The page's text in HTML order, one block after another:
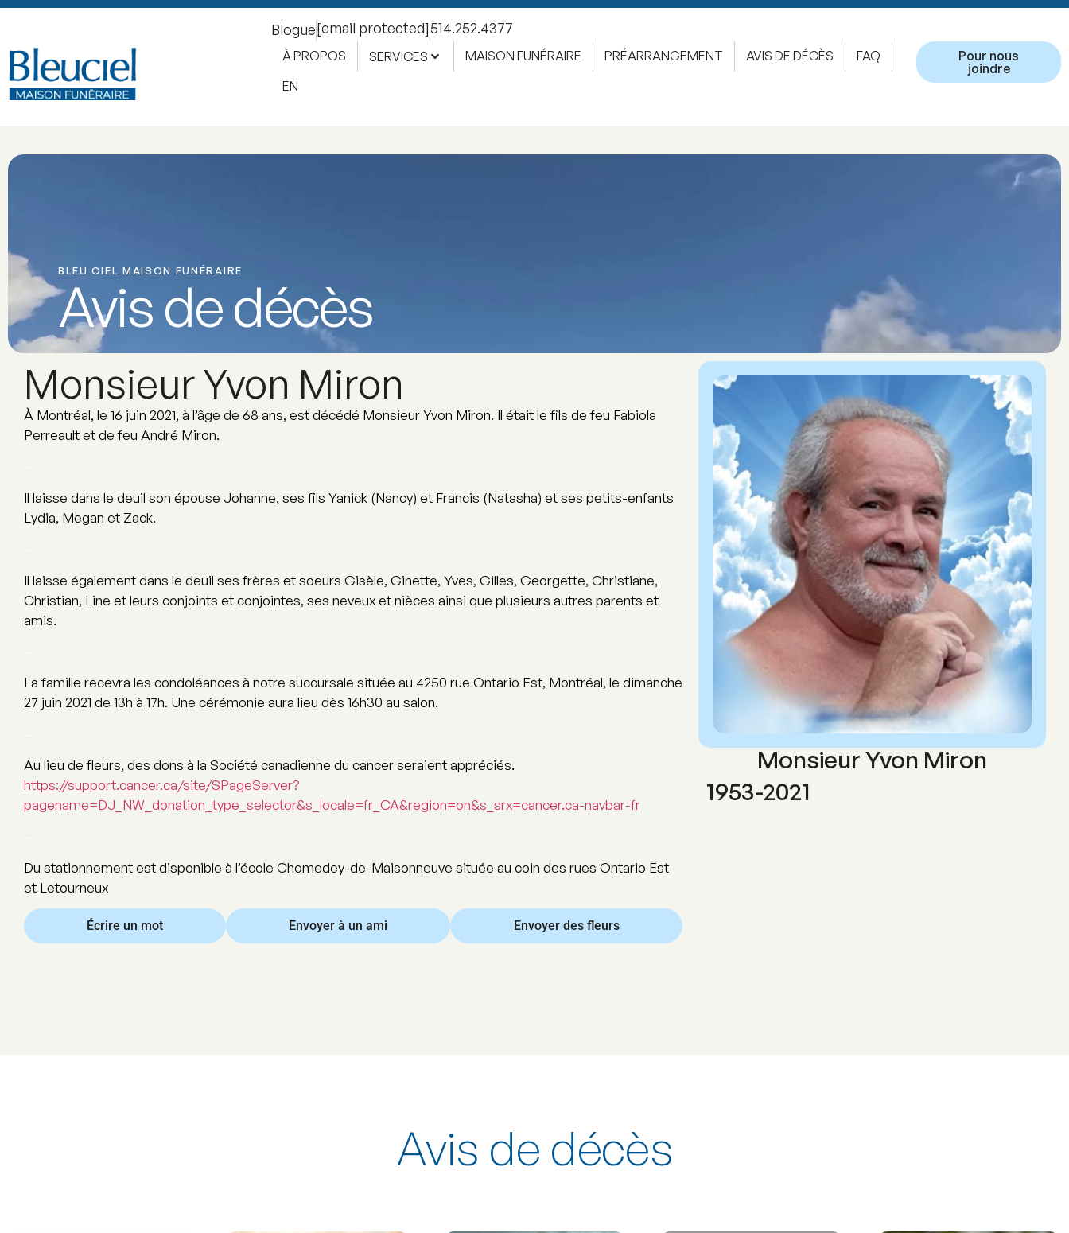
Blogue[email protected]514.252.4377
À PROPOS SERVICES MAISON FUNÉRAIRE PRÉARRANGEMENT AVIS DE DÉCÈS
FAQ
EN
Pour nous
joindre
BLEU CIEL MAISON FUNÉRAIRE
Avis de décès
Monsieur Yvon Miron
À Montréal, le 16 juin 2021, à l’âge de 68 ans, est décédé Monsieur Yvon Miron. Il était le fils de feu Fabiola
Perreault et de feu André Miron.
Il laisse dans le deuil son épouse Johanne, ses fils Yanick (Nancy) et Francis (Natasha) et ses petits-enfants
Lydia, Megan et Zack.
Il laisse également dans le deuil ses frères et soeurs Gisèle, Ginette, Yves, Gilles, Georgette, Christiane,
Christian, Line et leurs conjoints et conjointes, ses neveux et nièces ainsi que plusieurs autres parents et
amis.
La famille recevra les condoléances à notre succursale située au 4250 rue Ontario Est, Montréal, le dimanche
27 juin 2021 de 13h à 17h. Une cérémonie aura lieu dès 16h30 au salon.
Au lieu de fleurs, des dons à la Société canadienne du cancer seraient appréciés.
https://support.cancer.ca/site/SPageServer?
pagename=DJ_NW_donation_type_selector&s_locale=fr_CA&region=on&s_srx=cancer.ca-navbar-fr
Du stationnement est disponible à l’école Chomedey-de-Maisonneuve située au coin des rues Ontario Est
et Letourneux
Écrire un mot Envoyer à un ami Envoyer des fleurs
Monsieur Yvon Miron
1953-2021
Avis de décès